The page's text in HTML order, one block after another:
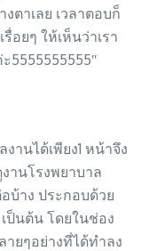
ตาเลย เวลาตอบก็
อยๆ ให้เห็นว่าเรา
5555555555″
านได้เพียง1 หน้าจึง
านโรงพยาบาล
บ้าง ประกอบด้วย
ป็นต้น โดยในช่อง
ยๆอย่างที่ได้ทำลง